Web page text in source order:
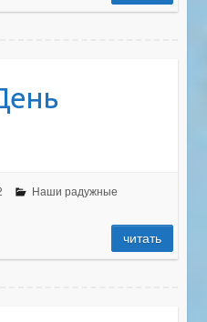
Наши радужные
читать